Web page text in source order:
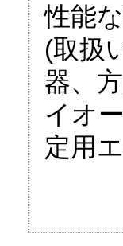
性能
(取扱
器、
イオ
定用